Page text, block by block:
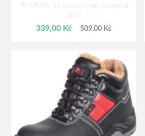
VM UMAG S3 Bezpečnostní kotníková
obuv
339,00 Kč 509,00 Kč